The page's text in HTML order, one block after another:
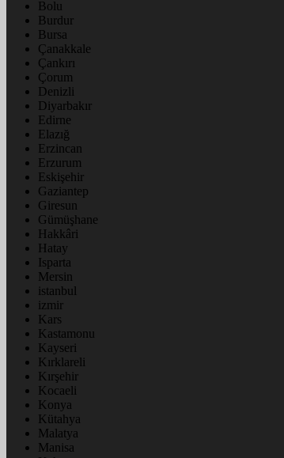
Bolu
Burdur
Bursa
Çanakkale
Çankırı
Çorum
Denizli
Diyarbakır
Edirne
Elazığ
Erzincan
Erzurum
Eskişehir
Gaziantep
Giresun
Gümüşhane
Hakkâri
Hatay
Isparta
Mersin
istanbul
izmir
Kars
Kastamonu
Kayseri
Kırklareli
Kırşehir
Kocaeli
Konya
Kütahya
Malatya
Manisa